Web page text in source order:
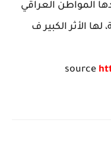
المواطن العراقي
الأثر الكبير ف
source